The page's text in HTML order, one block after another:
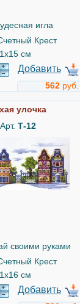
игла
Крест
см
Добавить
562 руб.
улочка
Арт. Т-12
своими руками
Крест
см
Добавить